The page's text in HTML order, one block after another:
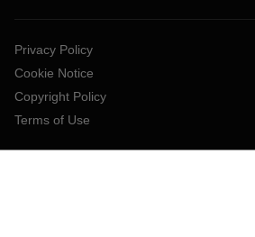
Privacy Policy
Cookie Notice
Copyright Policy
Terms of Use